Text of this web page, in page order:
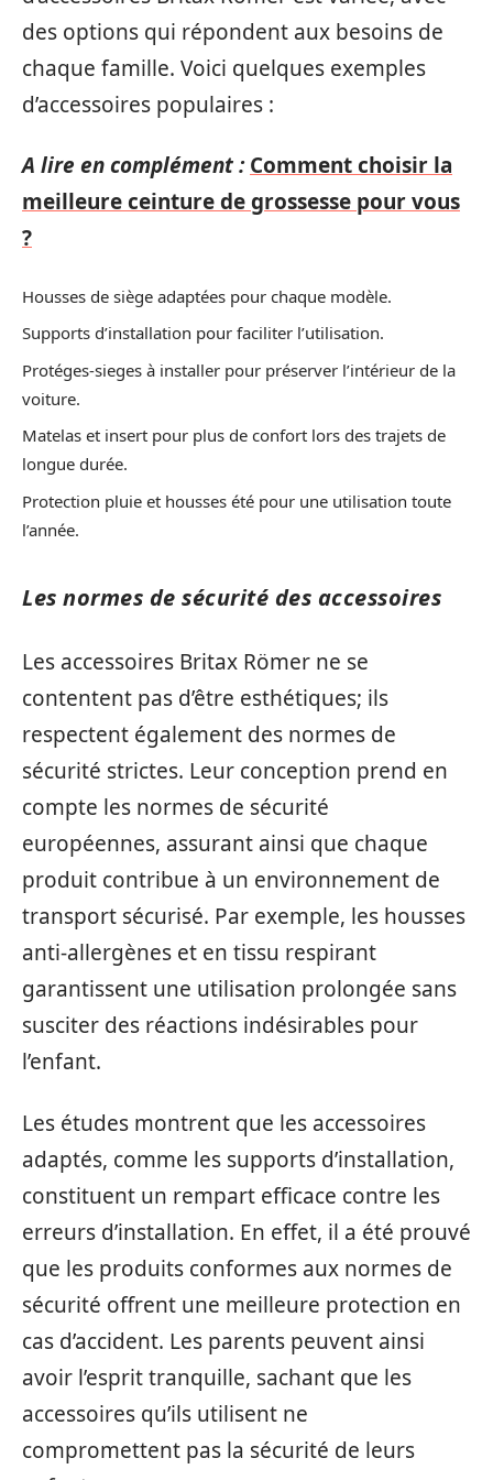
des options qui répondent aux besoins de
chaque famille. Voici quelques exemples
d’accessoires populaires :
A lire en complément : Comment choisir la
meilleure ceinture de grossesse pour vous
?
Housses de siège adaptées pour chaque modèle.
Supports d’installation pour faciliter l’utilisation.
Protéges-sieges à installer pour préserver l’intérieur de la
voiture.
Matelas et insert pour plus de confort lors des trajets de
longue durée.
Protection pluie et housses été pour une utilisation toute
l’année.
Les normes de sécurité des accessoires
Les accessoires Britax Römer ne se
contentent pas d’être esthétiques; ils
respectent également des normes de
sécurité strictes. Leur conception prend en
compte les normes de sécurité
européennes, assurant ainsi que chaque
produit contribue à un environnement de
transport sécurisé. Par exemple, les housses
anti-allergènes et en tissu respirant
garantissent une utilisation prolongée sans
susciter des réactions indésirables pour
l’enfant.
Les études montrent que les accessoires
adaptés, comme les supports d’installation,
constituent un rempart efficace contre les
erreurs d’installation. En effet, il a été prouvé
que les produits conformes aux normes de
sécurité offrent une meilleure protection en
cas d’accident. Les parents peuvent ainsi
avoir l’esprit tranquille, sachant que les
accessoires qu’ils utilisent ne
compromettent pas la sécurité de leurs